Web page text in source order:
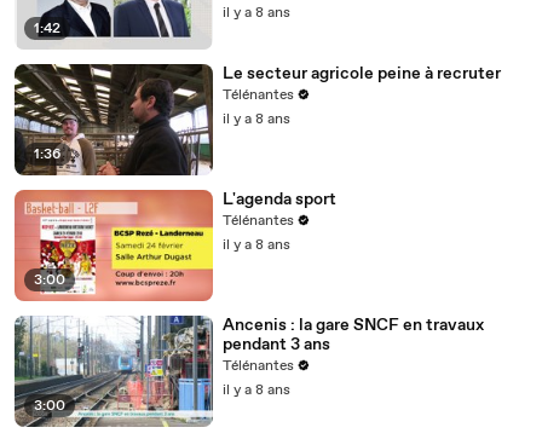
1:42
il y a 8 ans
1:36
Le secteur agricole peine à recruter
Télénantes
il y a 8 ans
3:00
L'agenda sport
Télénantes
il y a 8 ans
3:00
Ancenis : la gare SNCF en travaux
pendant 3 ans
Télénantes
il y a 8 ans